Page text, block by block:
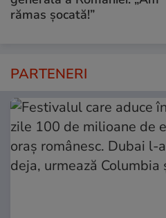
rămas șocată!”
PARTENERI